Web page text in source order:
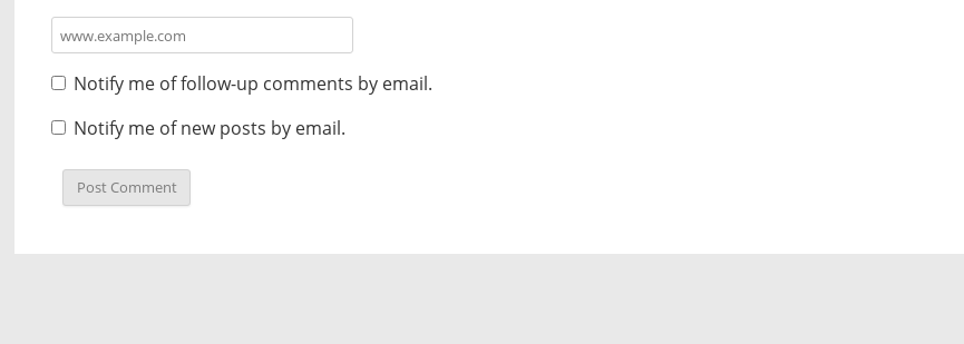
Notify me of follow-up comments by email.
Notify me of new posts by email.